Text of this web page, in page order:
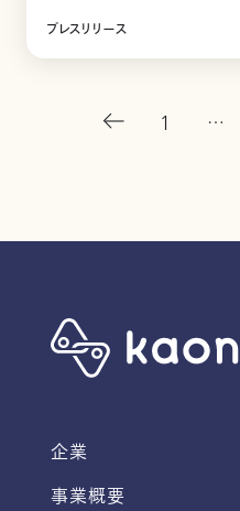
プレスリリース
1 …
企業
事業概要